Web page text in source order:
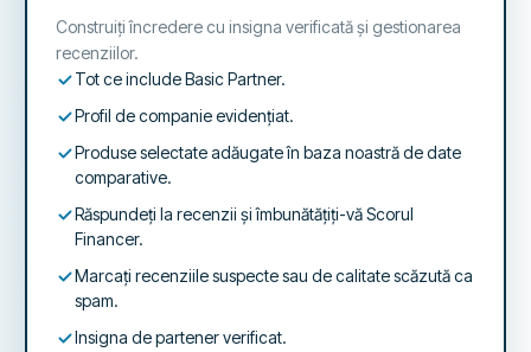
Construiți încredere cu insigna verificată și gestionarea
recenziilor.
Tot ce include Basic Partner.
Profil de companie evidențiat.
Produse selectate adăugate în baza noastră de date
comparative.
Răspundeți la recenzii și îmbunătățiți-vă Scorul
Financer.
Marcați recenziile suspecte sau de calitate scăzută ca
spam.
Insigna de partener verificat.